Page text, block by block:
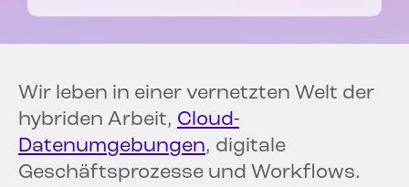
Wir leben in einer vernetzten Welt der
hybriden Arbeit, Cloud-
Datenumgebungen, digitale
Geschäftsprozesse und Workflows.